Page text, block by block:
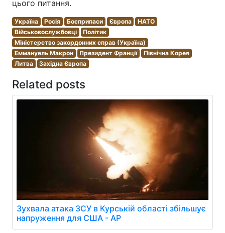
цього питання.
Україна Росія Боєприпаси Європа
НАТО
Військовослужбовці
Політик
Міністерство закордонних справ (Україна)
Еммануель Макрон
Президент Франції
Північна Корея
Литва
Західна Європа
Related posts
Зухвала атака ЗСУ в Курській області збільшує
напруження для США - AP